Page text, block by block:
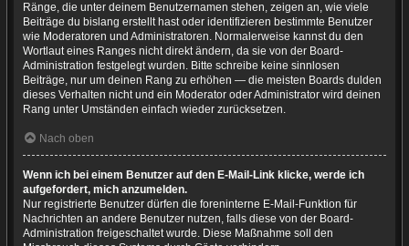
Ränge, die unter deinem Benutzernamen stehen, zeigen an, wie viele
Beiträge du bislang erstellt hast oder identifizieren bestimmte Benutzer
wie Moderatoren und Administratoren. Normalerweise kannst du den
Wortlaut eines Ranges nicht direkt ändern, da sie von der Board-
Administration festgelegt wurden. Bitte schreibe keine sinnlosen
Beiträge, nur um deinen Rang zu erhöhen — die meisten Boards dulden
dieses Verhalten nicht und ein Moderator oder Administrator wird deinen
Rang unter Umständen einfach wieder zurücksetzen.
Nach oben
Wenn ich bei einem Benutzer auf den E-Mail-Link klicke, werde ich
aufgefordert, mich anzumelden.
Nur registrierte Benutzer dürfen die foreninterne E-Mail-Funktion für
Nachrichten an andere Benutzer nutzen, falls diese von der Board-
Administration freigeschaltet wurde. Diese Maßnahme soll den